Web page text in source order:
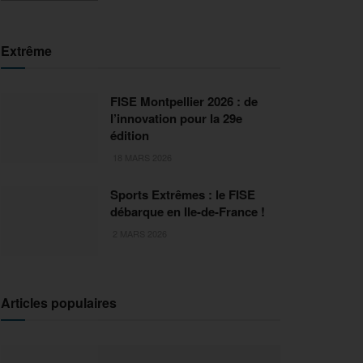
Extrême
FISE Montpellier 2026 : de
l’innovation pour la 29e
édition
Sports Extrêmes : le FISE
débarque en Ile-de-France !
Articles populaires